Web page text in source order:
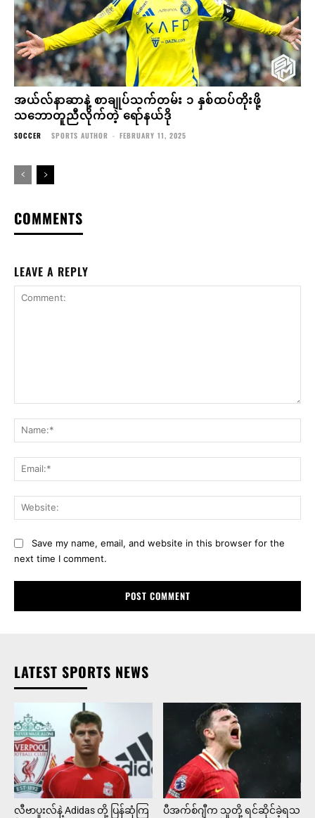
အယ်လ်နာဆာနဲ့ စာချုပ်သက်တမ်း ၁ နှစ်ထပ်တိုးဖို့
သဘောတူညီလိုက်တဲ့ ရော်နယ်ဒို
SOCCER SPORTS AUTHOR - FEBRUARY 11, 2025
COMMENTS
LEAVE A REPLY
Save my name, email, and website in this browser for the
next time I comment.
LATEST SPORTS NEWS
လီဗာပူးလ်နဲ့ Adidas တို့ ပြန်ဆုံကြ
ပီအက်စ်ဂျီက သူတို့ ရင်ဆိုင်ခဲ့ရသ